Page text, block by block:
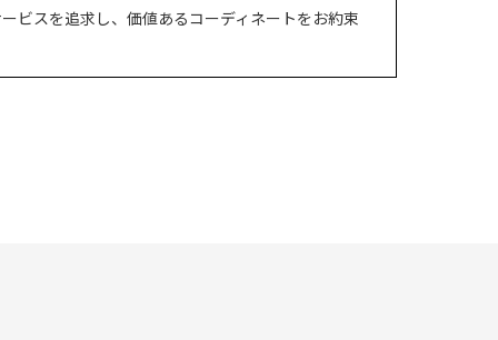
ビスを追求し、価値あるコーディネートをお約束